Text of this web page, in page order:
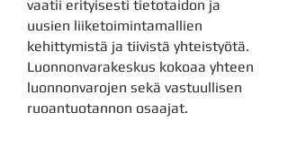
vaatii erityisesti tietotaidon ja
uusien liiketoimintamallien
kehittymistä ja tiivistä yhteistyötä.
Luonnonvarakeskus kokoaa yhteen
luonnonvarojen sekä vastuullisen
ruoantuotannon osaajat.